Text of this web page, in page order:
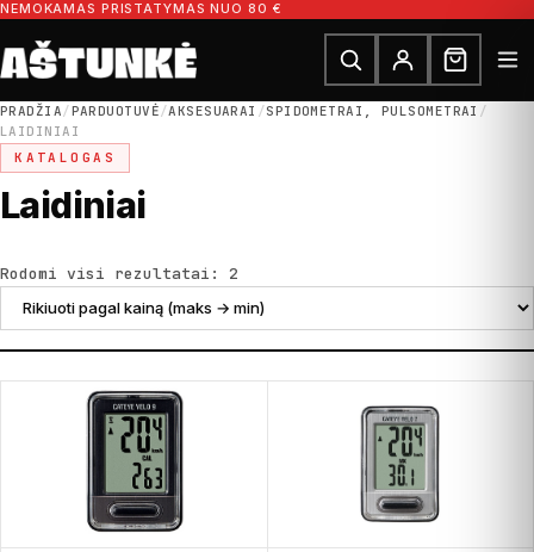
Pereiti prie turinio
NEMOKAMAS PRISTATYMAS NUO 80 €
Ieškoti dalių
Ieškoti
PRADŽIA/PARDUOTUVĖ/AKSESUARAI /SPIDOMETRAI, PULSOMETRAI /
LAIDINIAI
KATALOGAS
Laidiniai
Rodomi visi rezultatai: 2